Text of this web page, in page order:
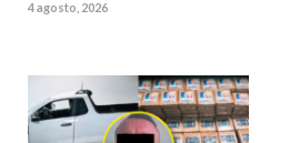
4 agosto, 2026